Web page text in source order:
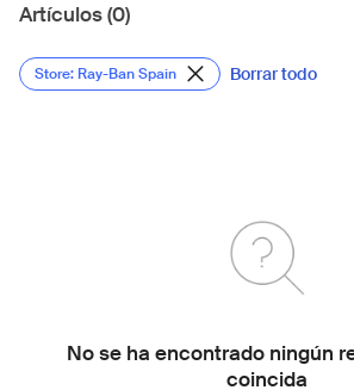
Artículos (0)
Store: Ray-Ban Spain Borrar todo
No se ha encontrado ningún
coincida